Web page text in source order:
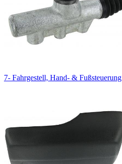
7- Fahrgestell, Hand- & Fußsteuerung